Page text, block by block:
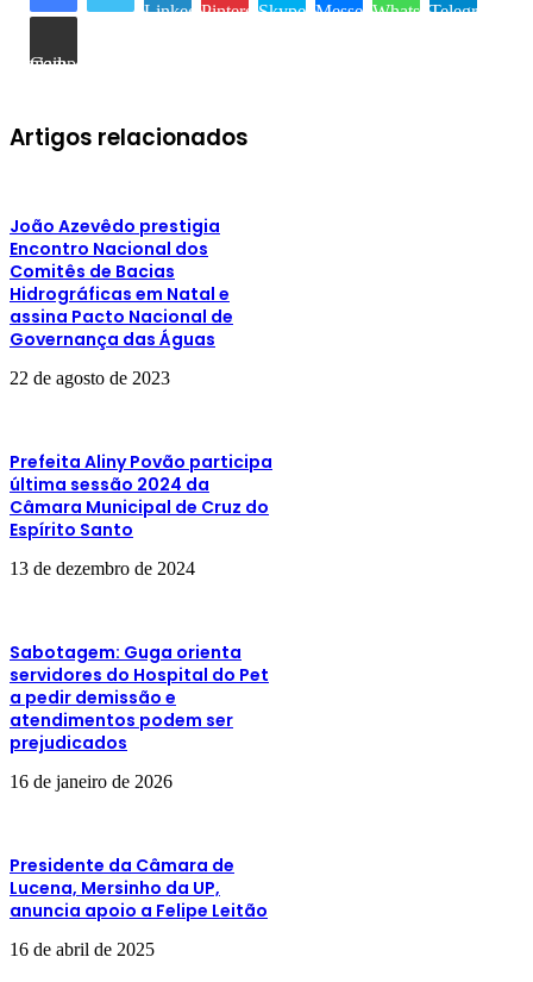
LinkedinPinterestSkype MessengerWhatsAppTelegram
Compartilhar via e-mail
Artigos relacionados
João Azevêdo prestigia
Encontro Nacional dos
Comitês de Bacias
Hidrográficas em Natal e
assina Pacto Nacional de
Governança das Águas
22 de agosto de 2023
Prefeita Aliny Povão participa
última sessão 2024 da
Câmara Municipal de Cruz do
Espírito Santo
13 de dezembro de 2024
Sabotagem: Guga orienta
servidores do Hospital do Pet
a pedir demissão e
atendimentos podem ser
prejudicados
16 de janeiro de 2026
Presidente da Câmara de
Lucena, Mersinho da UP,
anuncia apoio a Felipe Leitão
16 de abril de 2025